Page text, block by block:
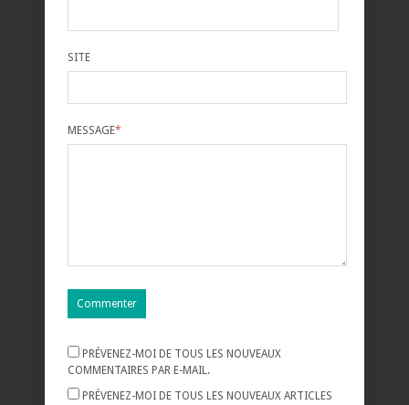
SITE
MESSAGE*
PRÉVENEZ-MOI DE TOUS LES NOUVEAUX
COMMENTAIRES PAR E-MAIL.
PRÉVENEZ-MOI DE TOUS LES NOUVEAUX ARTICLES